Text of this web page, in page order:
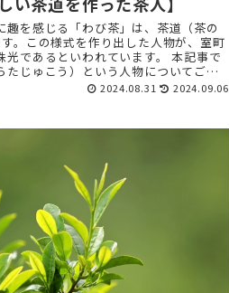
趣を感じる「わび茶」は、茶道（茶の
。この様式を作り出した人物が、室町
光であるといわれています。 本記事で
たじゅこう）という人物についてご紹
2024.08.31 2024.09.06